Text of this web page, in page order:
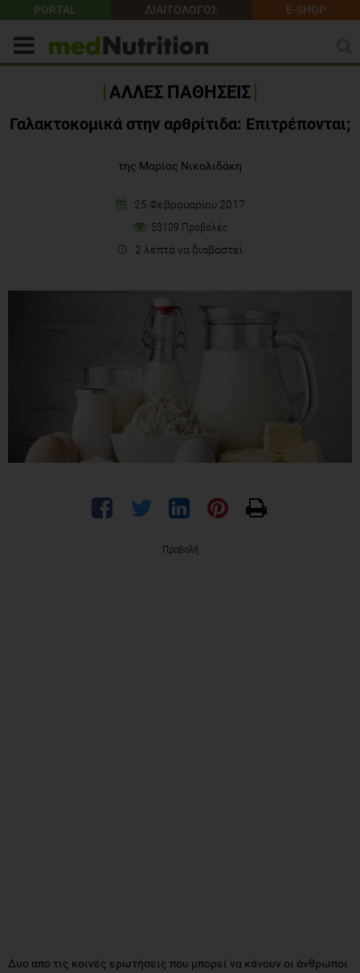
PORTAL ΔΙΑΙΤΟΛΟΓΟΣ E-SHOP
ΑΛΛΕΣ ΠΑΘΗΣΕΙΣ
Γαλακτοκομικά στην αρθρίτιδα: Επιτρέπονται;
της Μαρίας Νικολιδάκη
25 Φεβρουαρίου 2017
53109 Προβολές
2 λεπτά να διαβαστεί
Προβολή
Δυο από τις κοινές ερωτήσεις που μπορεί να κάνουν οι άνθρωποι